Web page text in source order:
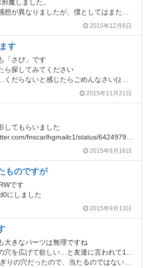
魔しました。
なりましたが、僕としてはまた行ってみようかなと思いました
2015年12月6日
す
「さぴ」です
ら探してみてください
だらないと感じたらごめんなさい(≧ロ≦)
2015年11月21日
してもらいました
fnscarlhgmailc1/status/642497976779210752
2015年9月16日
ものですが
です
にしました
2015年9月13日
大きなパーツは無理ですね
広げて欲しい…と友達に言われて10分ほどの作業をしました
穴だったので、当たるのではないかと不安だったみたい